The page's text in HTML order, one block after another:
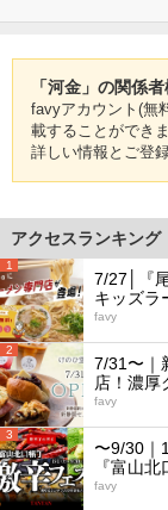
「河金」の関係
favyアカウント(無
載することができま
詳しい情報とご登
アクセスランキング
1
7/27│『
キッズラ
favy
2
7/31〜｜
店！濃厚
favy
3
〜9/30｜
『富山
favy